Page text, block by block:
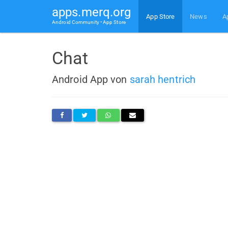
apps.merq.org
Android Community • App Store
App Store News
Chat
Android App von sarah hentrich